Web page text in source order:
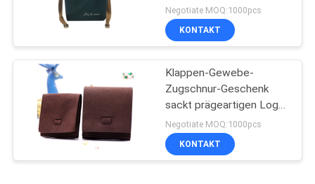
Weiches ledernes
Notizbuch
Halsketten-Armband-
Ohrring
Negotiate MOQ:1000pcs
KONTAKT
Klappen-Gewebe-
Zugschnur-Geschenk
sackt prägeartigen Logo
With Microfiber Material
ein
Negotiate MOQ:1000pcs
KONTAKT